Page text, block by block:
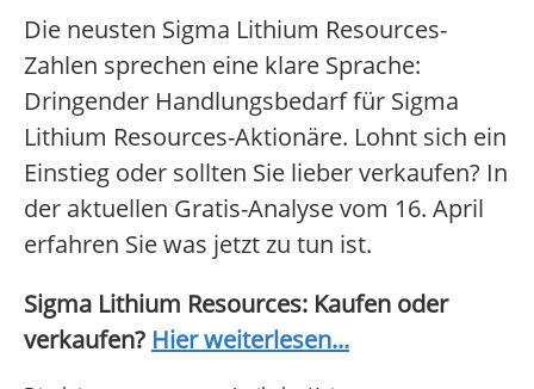
Die neusten Sigma Lithium Resources-
Zahlen sprechen eine klare Sprache:
Dringender Handlungsbedarf für Sigma
Lithium Resources-Aktionäre. Lohnt sich ein
Einstieg oder sollten Sie lieber verkaufen? In
der aktuellen Gratis-Analyse vom 16. April
erfahren Sie was jetzt zu tun ist.
Sigma Lithium Resources: Kaufen oder
verkaufen? Hier weiterlesen...